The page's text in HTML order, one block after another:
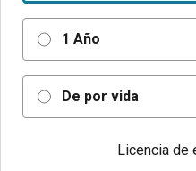
1 Año
De por vida
Licencia de